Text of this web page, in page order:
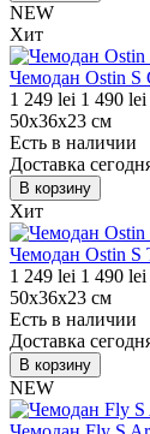
NEW
Хит
Чемодан Ostin S
1 249 lei 1 490 lei
50x36x23 см
Есть в наличии
Доставка
В корзину
Хит
Чемодан Ostin S
1 249 lei 1 490 lei
50x36x23 см
Есть в наличии
Доставка
В корзину
NEW